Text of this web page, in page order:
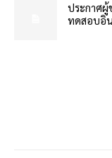
ประกาศผู้
ทดสอบอิน